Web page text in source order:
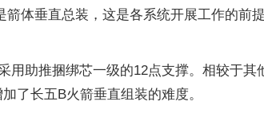
体垂直总装，这是各系统开展工作的前
用助推捆绑芯一级的12点支撑。相较于
了长五B火箭垂直组装的难度。